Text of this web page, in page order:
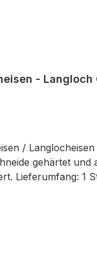
/
gehärtet
Lieferumfang: 1